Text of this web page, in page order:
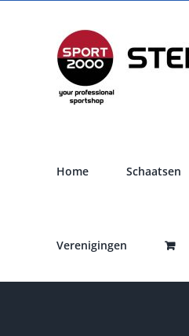
Home Schaatsen
Verenigingen